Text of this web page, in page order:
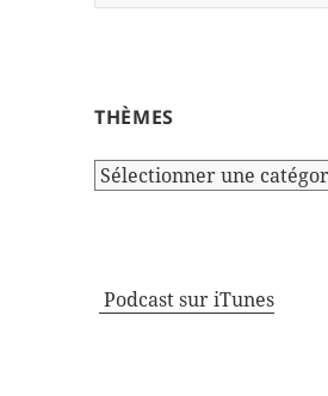
THÈMES
Thèmes
Podcast sur iTunes